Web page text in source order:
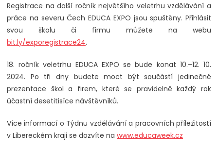
Registrace na další ročník největšího veletrhu vzdělávání a
práce na severu Čech EDUCA EXPO jsou spuštěny. Přihlásit
svou školu či firmu můžete na webu
bit.ly/exporegistrace24.
18. ročník veletrhu EDUCA EXPO se bude konat 10.–12. 10.
2024. Po tři dny budete moct být součástí jedinečné
prezentace škol a firem, které se pravidelně každý rok
účastní desetitisíce návštěvníků.
Více informací o Týdnu vzdělávání a pracovních příležitostí
v Libereckém kraji se dozvíte na www.educaweek.cz